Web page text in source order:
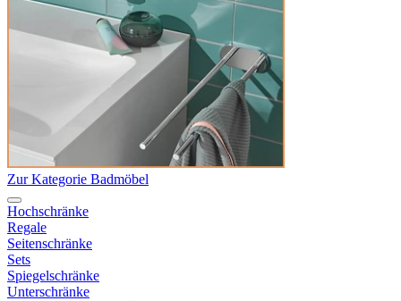
Zur Kategorie Badmöbel
Hochschränke
Regale
Seitenschränke
Sets
Spiegelschränke
Unterschränke